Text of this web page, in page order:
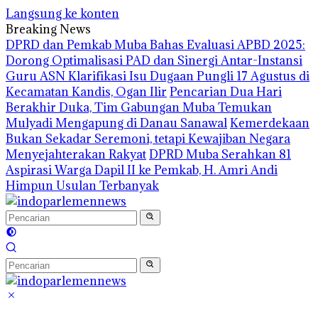
Langsung ke konten
Breaking News
DPRD dan Pemkab Muba Bahas Evaluasi APBD 2025:
Dorong Optimalisasi PAD dan Sinergi Antar-Instansi
Guru ASN Klarifikasi Isu Dugaan Pungli 17 Agustus di
Kecamatan Kandis, Ogan Ilir Pencarian Dua Hari
Berakhir Duka, Tim Gabungan Muba Temukan
Mulyadi Mengapung di Danau SanawalKemerdekaan
Bukan Sekadar Seremoni, tetapi Kewajiban Negara
Menyejahterakan RakyatDPRD Muba Serahkan 81
Aspirasi Warga Dapil II ke Pemkab, H. Amri Andi
Himpun Usulan Terbanyak